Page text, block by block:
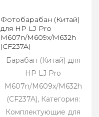
Фотобарабан (Китай)
для HP LJ Pro
M607n/M609x/M632h
(CF237A)
Барабан (Китай) для
HP LJ Pro
M607n/M609x/M632h
(CF237A), Категория:
Комплектующие для